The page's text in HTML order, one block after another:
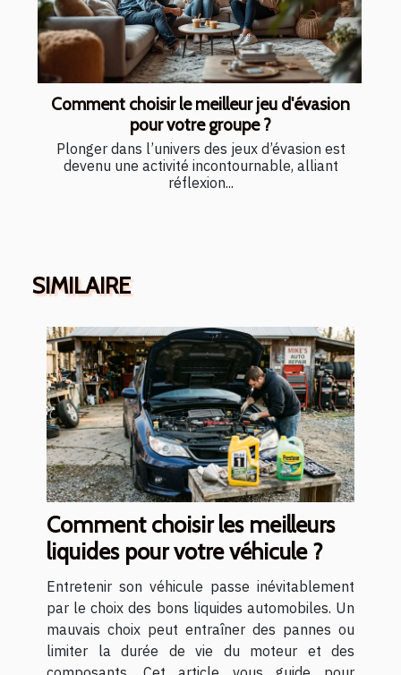
Comment choisir le meilleur jeu d'évasion
pour votre groupe ?
Plonger dans l’univers des jeux d’évasion est
devenu une activité incontournable, alliant
réflexion...
SIMILAIRE
Comment choisir les meilleurs
liquides pour votre véhicule ?
Entretenir son véhicule passe inévitablement
par le choix des bons liquides automobiles. Un
mauvais choix peut entraîner des pannes ou
limiter la durée de vie du moteur et des